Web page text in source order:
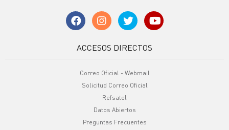
ACCESOS DIRECTOS
Correo Oficial - Webmail
Solicitud Correo Oficial
Refsatel
Datos Abiertos
Preguntas Frecuentes